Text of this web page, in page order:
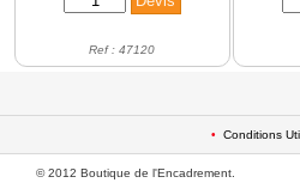
Ref : 47120
• Conditions
© 2012 Boutique de l'Encadrement.